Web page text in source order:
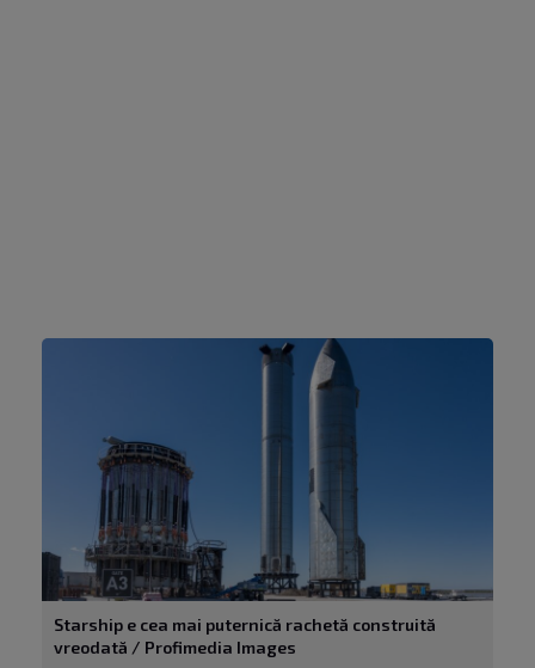
Starship e cea mai puternică rachetă construită
vreodată / Profimedia Images